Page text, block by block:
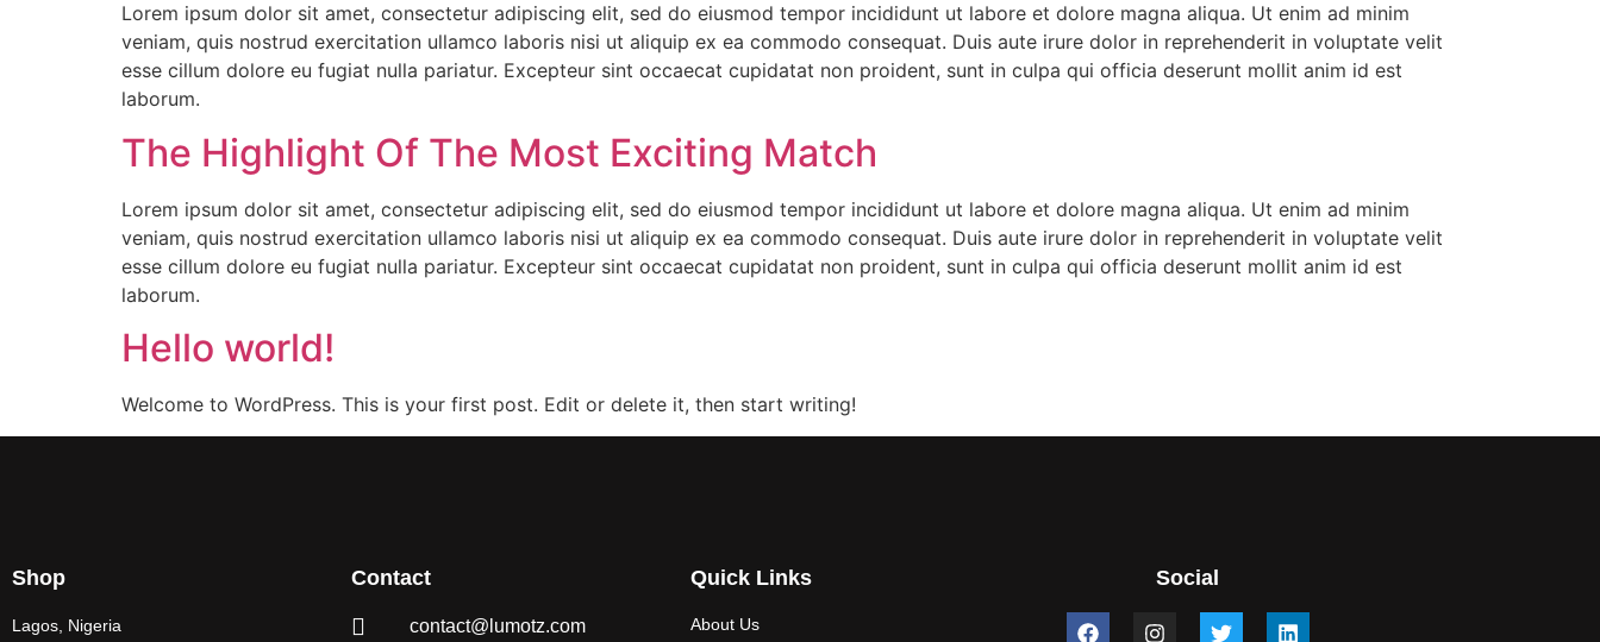
Lorem ipsum dolor sit amet, consectetur adipiscing elit, sed do eiusmod tempor incididunt ut labore et dolore magna aliqua. Ut enim ad minim
veniam, quis nostrud exercitation ullamco laboris nisi ut aliquip ex ea commodo consequat. Duis aute irure dolor in reprehenderit in voluptate velit
esse cillum dolore eu fugiat nulla pariatur. Excepteur sint occaecat cupidatat non proident, sunt in culpa qui officia deserunt mollit anim id est
laborum.
The Highlight Of The Most Exciting Match
Lorem ipsum dolor sit amet, consectetur adipiscing elit, sed do eiusmod tempor incididunt ut labore et dolore magna aliqua. Ut enim ad minim
veniam, quis nostrud exercitation ullamco laboris nisi ut aliquip ex ea commodo consequat. Duis aute irure dolor in reprehenderit in voluptate velit
esse cillum dolore eu fugiat nulla pariatur. Excepteur sint occaecat cupidatat non proident, sunt in culpa qui officia deserunt mollit anim id est
laborum.
Hello world!
Welcome to WordPress. This is your first post. Edit or delete it, then start writing!
Shop
Lagos, Nigeria
Contact
contact@lumotz.com
Quick Links
About Us
Social